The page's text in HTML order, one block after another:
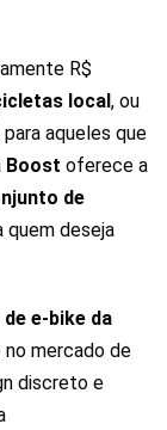
R$
local , ou
para aqueles que
Boost oferece a
de
quem deseja
e-bike da
mercado de
discreto e